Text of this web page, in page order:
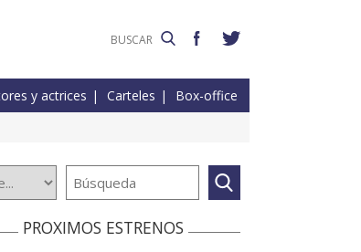
y actrices Carteles Box-office
PROXIMOS ESTRENOS